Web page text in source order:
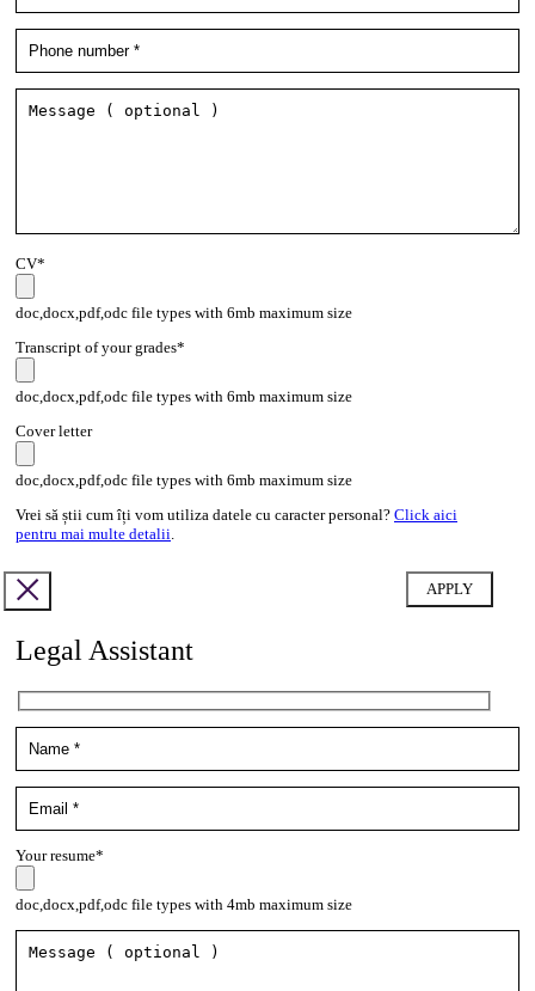
CV*
doc,docx,pdf,odc file types with 6mb maximum size
Transcript of your grades*
doc,docx,pdf,odc file types with 6mb maximum size
Cover letter
doc,docx,pdf,odc file types with 6mb maximum size
Vrei să știi cum îți vom utiliza datele cu caracter personal? Click aici
pentru mai multe detalii.
Legal Assistant
Your resume*
doc,docx,pdf,odc file types with 4mb maximum size